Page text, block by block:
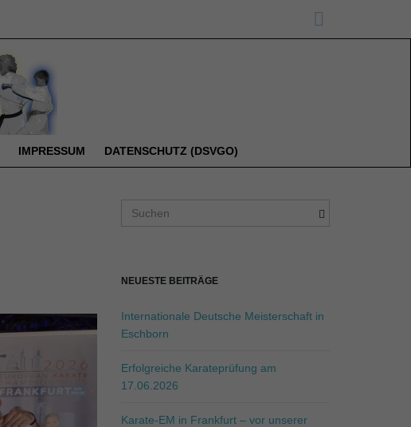
IMPRESSUM DATENSCHUTZ (DSVGO)
b
g
r
f
f
.
NEUESTE BEITRÄGE
Internationale Deutsche Meisterschaft in
Eschborn
Erfolgreiche Karateprüfung am
17.06.2026
Karate-EM in Frankfurt – vor unserer